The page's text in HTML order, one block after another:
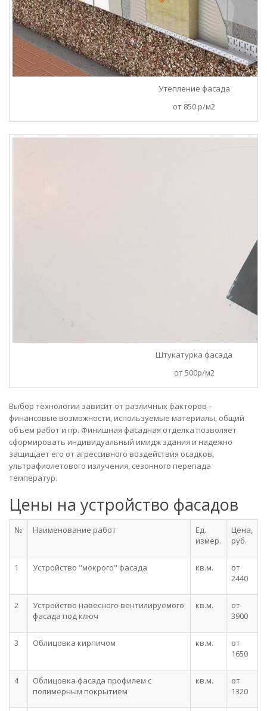
Утепление фасада
от 850 р/м2
Штукатурка фасада
от 500р/м2
Выбор технологии зависит от различных факторов –
финансовые возможности, используемые материалы, общий
объем работ и пр. Финишная фасадная отделка позволяет
сформировать индивидуальный имидж здания и надежно
защищает его от агрессивного воздействия осадков,
ультрафиолетового излучения, сезонного перепада
температур.
Цены на устройство фасадов
№ Наименование работ
Ед.
измер.
Цена,
руб.
1 Устройство "мокрого" фасада кв.м.
от
2440
2
Устройство навесного вентилируемого
фасада под ключ
кв.м.
от
3900
3 Облицовка кирпичом кв.м.
от
1650
4
Облицовка фасада профилем с
полимерным покрытием
кв.м.
от
1320